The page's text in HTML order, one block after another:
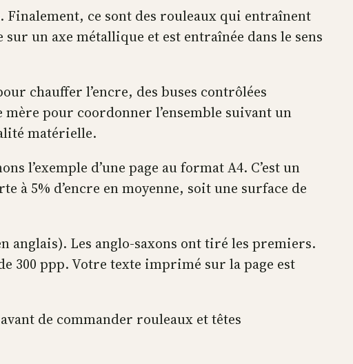
Finalement, ce sont des rouleaux qui entraînent
sur un axe métallique et est entraînée dans le sens
chauffer l’encre, des buses contrôlées
pour coordonner l’ensemble suivant un
matérielle.
l’exemple d’une page au format A4. C’est un
à 5% d’encre en moyenne, soit une surface de
anglais). Les anglo-saxons ont tiré les premiers.
300 ppp. Votre texte imprimé sur la page est
de commander rouleaux et têtes